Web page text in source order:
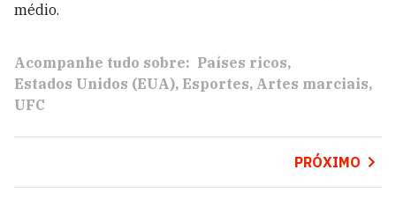
médio.
Acompanhe tudo sobre: Países ricos
Estados Unidos (EUA) Esportes Artes marciais
UFC
PRÓXIMO